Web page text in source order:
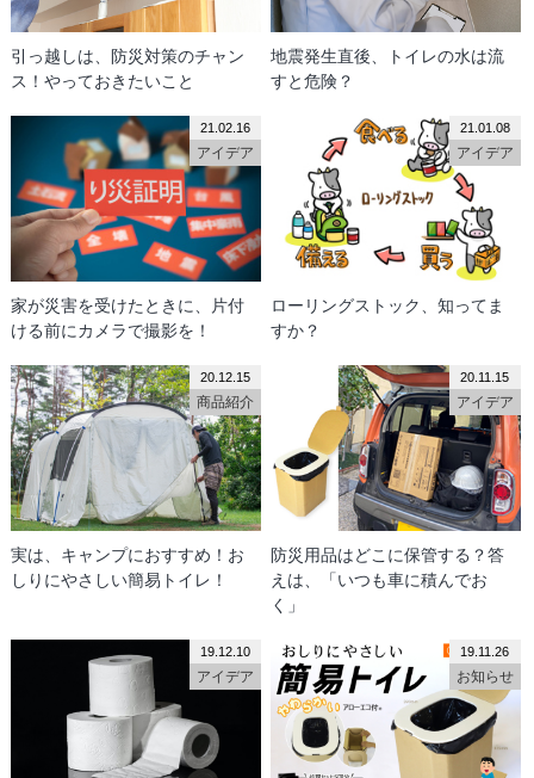
引っ越しは、防災対策のチャン
ス！やっておきたいこと
地震発生直後、トイレの水は流
すと危険？
家が災害を受けたときに、片付
ける前にカメラで撮影を！
アイデア
21.02.16
ローリングストック、知ってま
すか？
アイデア
21.01.08
実は、キャンプにおすすめ！お
しりにやさしい簡易トイレ！
商品紹介
20.12.15
防災用品はどこに保管する？答
えは、「いつも車に積んでお
く」
アイデア
20.11.15
19.12.10
アイデア
19.11.26
お知らせ